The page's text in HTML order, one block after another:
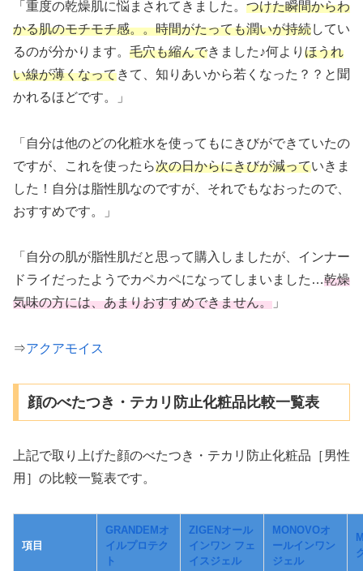
「重度の乾燥肌に悩まされてきました。 つけた瞬間からわ
かる肌のモチモチ感。。時間がたっても潤いが持続してい
るのが分かります。 毛穴も縮んできました♪何より ほうれ
い線が薄くなってきて、知りあいから若くなった？？と聞
かれるほどです。」
「自分は他のどの化粧水を使ってもにきびができていたの
ですが、これを使ったら次の日からにきびが減っていきま
した！自分は脂性肌なのですが、それでもなおったので、
おすすめです。」
「自分の肌が脂性肌だと思って購入しましたが、インナー
ドライだったようでカペカペになってしまいました…乾燥
気味の方には、あまりおすすめできません。 」
⇒アクアモイス
顔のべたつき・テカリ防止化粧品比較一覧表
上記で取り上げた顔のべたつき・テカリ防止化粧品［男性
用］の比較一覧表です。
項目
GRANDEMオ
イルプロテク
ト
ZIGENオール
インワン フェ
イスジェル
MONOVOオ
ールインワン
ジェル